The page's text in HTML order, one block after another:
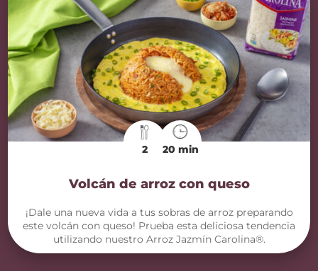
2 20 min
Volcán de arroz con queso
¡Dale una nueva vida a tus sobras de arroz preparando
este volcán con queso! Prueba esta deliciosa tendencia
utilizando nuestro Arroz Jazmín Carolina®.